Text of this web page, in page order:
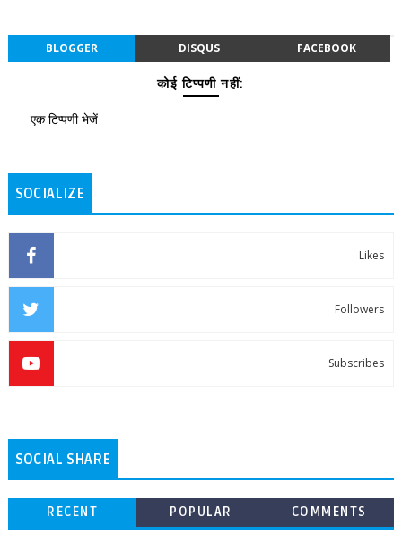
BLOGGER DISQUS FACEBOOK
कोई टिप्पणी नहीं:
एक टिप्पणी भेजें
SOCIALIZE
Likes
Followers
Subscribes
SOCIAL SHARE
RECENT POPULAR COMMENTS